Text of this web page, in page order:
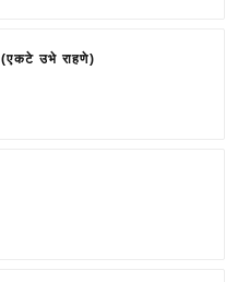
उभे राहणे)